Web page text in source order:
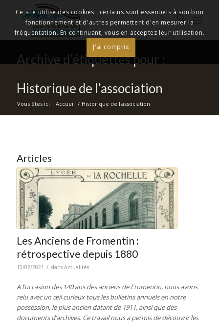
Archive d’étiquettes pour :
Historique de l’association
Vous êtes ici : Accueil / Historique de l'association
Articles
Les Anciens de Fromentin :
rétrospective depuis 1880
15/02/2021 / dans Actualités
A l’occasion des 140 ans des anciens de Fromentin, nous avons
relu avec un œil curieux tous les bulletins annuels en notre
possession, le plus ancien datant de 1911, ainsi que des
documents d’archives. Ce travail nous a permis de découvrir les
Ce site utilise des cookies : certains sont essentiels à son bon
fonctionnement et d'autres permettent d'en mesurer la
fréquentation. En continuant, vous en acceptez leur utilisation.
J'ai compris